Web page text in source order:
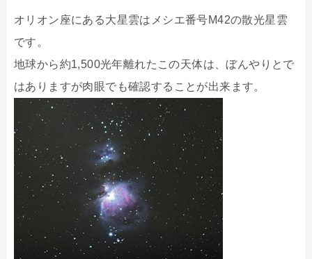
オリオン座にある大星雲はメシエ番号M42の散光星雲
です。
地球から約1,500光年離れたこの天体は、ぼんやりとで
はありますが肉眼でも確認することが出来ます。